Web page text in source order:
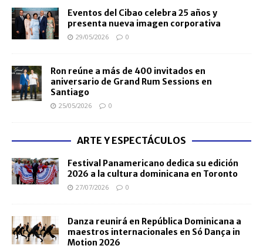
Eventos del Cibao celebra 25 años y
presenta nueva imagen corporativa
29/05/2026 0
Ron reúne a más de 400 invitados en
aniversario de Grand Rum Sessions en
Santiago
25/05/2026 0
ARTE Y ESPECTÁCULOS
Festival Panamericano dedica su edición
2026 a la cultura dominicana en Toronto
27/07/2026 0
Danza reunirá en República Dominicana a
maestros internacionales en Só Dança in
Motion 2026